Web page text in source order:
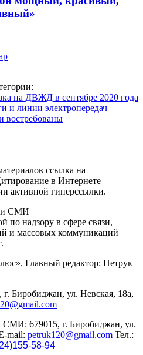
на ДВЖД в сентябре 2020 года
и линии электропередач
востребованы
ссылка на
в Интернете
активной гиперссылки.
СМИ
по надзору в сфере связи,
и массовых коммуникаций
Главный редактор: Петрук
Биробиджан, ул. Невская, 18а,
СМИ: 679015, г. Биробиджан, ул.
mail: petruk120@gmail.com Тел.:
58-94